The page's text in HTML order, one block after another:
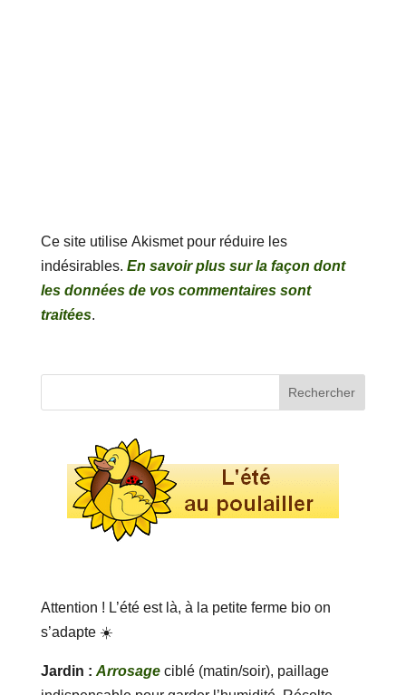
Ce site utilise Akismet pour réduire les
indésirables. En savoir plus sur la façon dont
les données de vos commentaires sont
traitées.
Attention ! L’été est là, à la petite ferme bio on
s’adapte ☀️
Jardin : Arrosageciblé (matin/soir), paillage